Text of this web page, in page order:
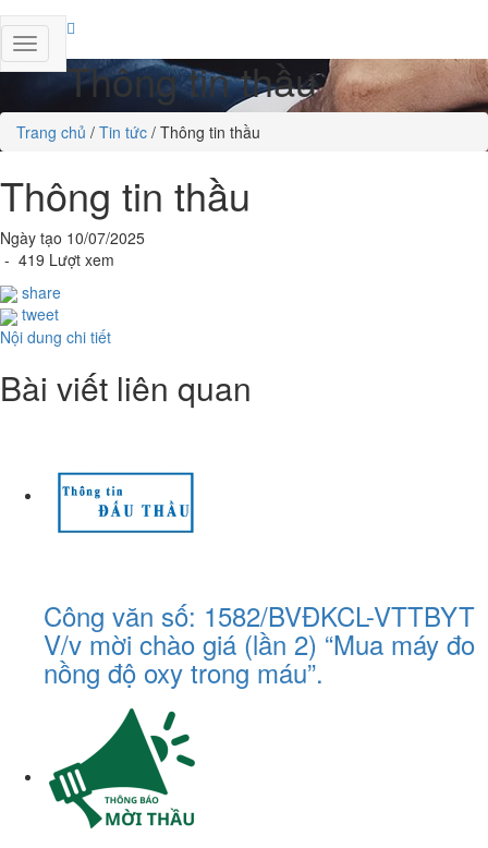
Thông tin thầu
Trang chủ / Tin tức / Thông tin thầu
Thông tin thầu
Ngày tạo 10/07/2025
- 419 Lượt xem
share
tweet
Nội dung chi tiết
Bài viết liên quan
Công văn số: 1582/BVĐKCL-VTTBYT
V/v mời chào giá (lần 2) “Mua máy đo
nồng độ oxy trong máu”.